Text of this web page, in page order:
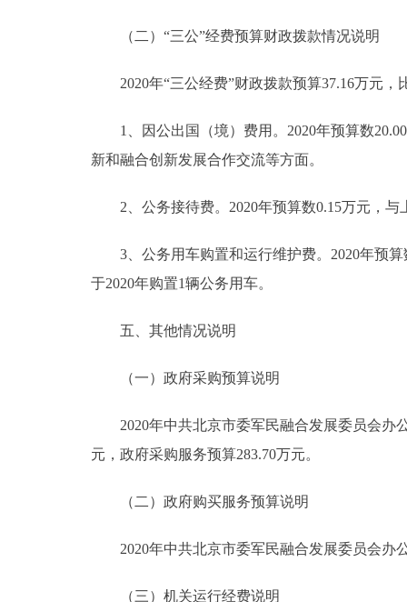
（二）“三公”经费预算财政拨款情况说明
2020年“三公经费”财政拨款预算37.16万元，
1、因公出国（境）费用。2020年预算数
新和融合创新发展合作交流等方面。
2、公务接待费。2020年预算数0.15万元，与
3、公务用车购置和运行维护费。2020年预算
于2020年购置1辆公务用车。
五、其他情况说明
（一）政府采购预算说明
2020年中共北京市委军民融合发展委员会办公
元，政府采购服务预算283.70万元。
（二）政府购买服务预算说明
2020年中共北京市委军民融合发展委员会办
（三）机关运行经费说明